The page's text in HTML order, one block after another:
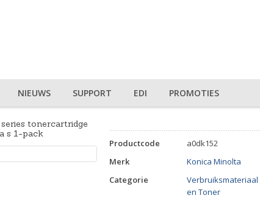
NIEUWS SUPPORT EDI PROMOTIES
tonercartridge
s 1-pack
Productcode
a0dk152
Merk
Konica Minolta
Categorie
Verbruiksmateriaal
en Toner